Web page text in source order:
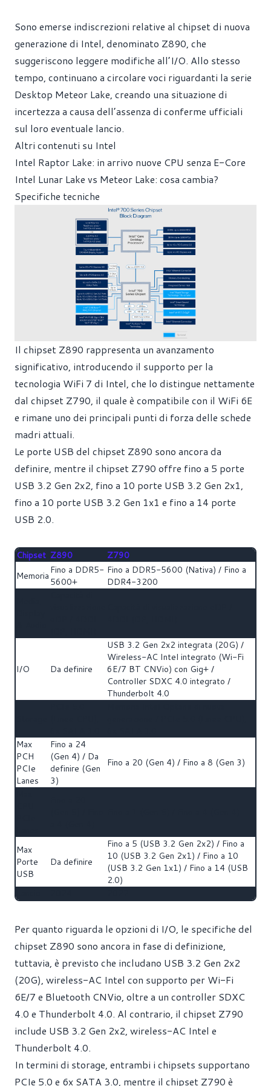
Sono emerse indiscrezioni relative al chipset di nuova
generazione di Intel, denominato Z890, che
suggeriscono leggere modifiche all’I/O. Allo stesso
tempo, continuano a circolare voci riguardanti la serie
Desktop Meteor Lake, creando una situazione di
incertezza a causa dell’assenza di conferme ufficiali
sul loro eventuale lancio.
Altri contenuti su Intel
Intel Raptor Lake: in arrivo nuove CPU senza E-Core
Intel Lunar Lake vs Meteor Lake: cosa cambia?
Specifiche tecniche
Il chipset Z890 rappresenta un avanzamento
significativo, introducendo il supporto per la
tecnologia WiFi 7 di Intel, che lo distingue nettamente
dal chipset Z790, il quale è compatibile con il WiFi 6E
e rimane uno dei principali punti di forza delle schede
madri attuali.
Le porte USB del chipset Z890 sono ancora da
definire, mentre il chipset Z790 offre fino a 5 porte
USB 3.2 Gen 2x2, fino a 10 porte USB 3.2 Gen 2x1,
fino a 10 porte USB 3.2 Gen 1x1 e fino a 14 porte
USB 2.0.
Chipset Z890
Z790
Memoria Fino a DDR5-
5600+
Fino a DDR5-5600 (Nativa) / Fino a
DDR4-3200
I/O Da definire
USB 3.2 Gen 2x2 integrata (20G) /
Wireless-AC Intel integrato (Wi-Fi
6E/7 BT CNVio) con Gig+ /
Controller SDXC 4.0 integrato /
Thunderbolt 4.0
Max
PCH
PCIe
Lanes
Fino a 24
(Gen 4) / Da
definire (Gen
3)
Fino a 20 (Gen 4) / Fino a 8 (Gen 3)
Max
Porte
USB
Da definire
Fino a 5 (USB 3.2 Gen 2x2) / Fino a
10 (USB 3.2 Gen 2x1) / Fino a 10
(USB 3.2 Gen 1x1) / Fino a 14 (USB
2.0)
Per quanto riguarda le opzioni di I/O, le specifiche del
chipset Z890 sono ancora in fase di definizione,
tuttavia, è previsto che includano USB 3.2 Gen 2x2
(20G), wireless-AC Intel con supporto per Wi-Fi
6E/7 e Bluetooth CNVio, oltre a un controller SDXC
4.0 e Thunderbolt 4.0. Al contrario, il chipset Z790
include USB 3.2 Gen 2x2, wireless-AC Intel e
Thunderbolt 4.0.
In termini di storage, entrambi i chipsets supportano
PCIe 5.0 e 6x SATA 3.0, mentre il chipset Z790 è